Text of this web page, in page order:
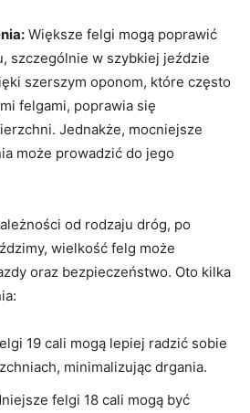
Większe ⁣felgi mogą poprawić
‍szczególnie w szybkiej‍ jeździe
szerszym oponom, które często
felgami, poprawia się
Jednakże, mocniejsze
‍może prowadzić do ⁢jego
od ⁢rodzaju⁣ dróg, po⁢
wielkość⁣ felg może
oraz bezpieczeństwo. Oto kilka
19 cali mogą lepiej ‌radzić ‍sobie
minimalizując drgania.
felgi 18 cali mogą być